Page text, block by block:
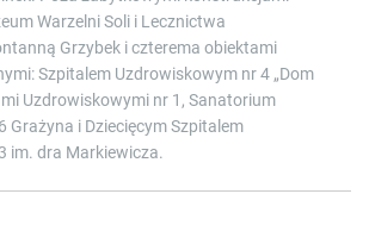
Warzelni Soli i Lecznictwa
Grzybek i czterema obiektami
Szpitalem Uzdrowiskowym nr 4 „Dom
Uzdrowiskowymi nr 1, Sanatorium
Grażyna i Dziecięcym Szpitalem
im. dra Markiewicza.